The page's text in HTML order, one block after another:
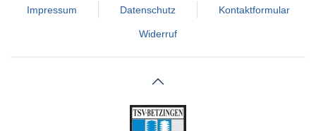
Impressum Datenschutz Kontaktformular
Widerruf